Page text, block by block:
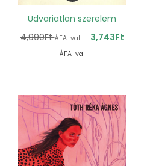
Udvariatlan szerelem
4,990Ft ÁFA-val 3,743Ft
ÁFA-val